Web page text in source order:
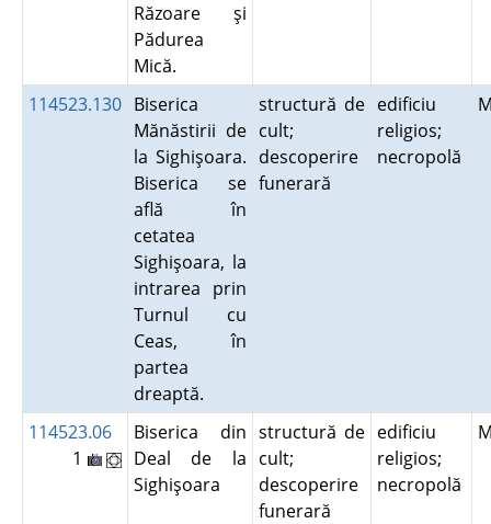
Răzoare şi
Pădurea
Mică.
114523.130 Biserica
Mănăstirii de
la Sighişoara.
Biserica se
află în
cetatea
Sighişoara, la
intrarea prin
Turnul cu
Ceas, în
partea
dreaptă.
structură de
cult;
descoperire
funerară
edificiu
religios;
necropolă
114523.06
1
Biserica din
Deal de la
Sighişoara
structură de
cult;
descoperire
funerară
edificiu
religios;
necropolă